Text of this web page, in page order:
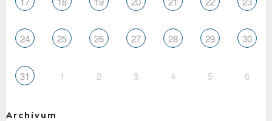
24 25 26 27 28 29 30
31 1 2 3 4 5 6
Archívum